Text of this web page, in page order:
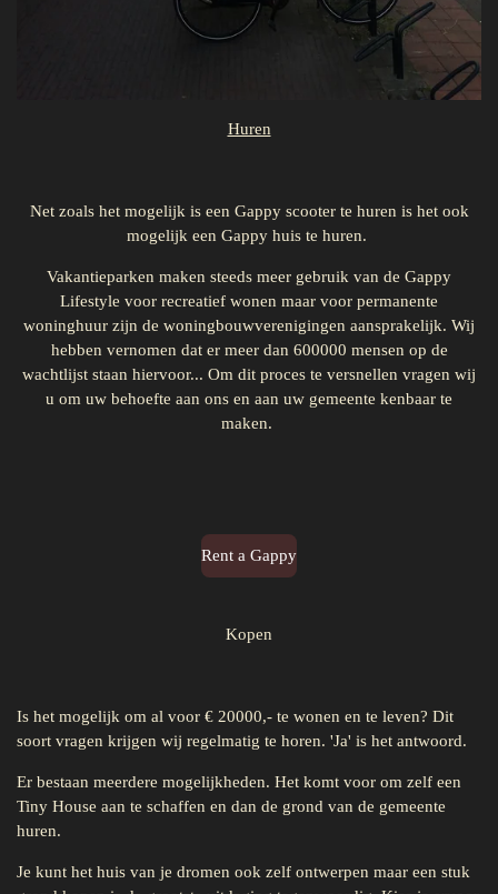
Huren
Net zoals het mogelijk is een Gappy scooter te huren is het ook
mogelijk een Gappy huis te huren.
Vakantieparken maken steeds meer gebruik van de Gappy
Lifestyle voor recreatief wonen maar voor permanente
woninghuur zijn de woningbouwverenigingen aansprakelijk. Wij
hebben vernomen dat er meer dan 600000 mensen op de
wachtlijst staan hiervoor... Om dit proces te versnellen vragen wij
u om uw behoefte aan ons en aan uw gemeente kenbaar te
maken.
Rent a Gappy
Kopen
Is het mogelijk om al voor € 20000,- te wonen en te leven? Dit
soort vragen krijgen wij regelmatig te horen. 'Ja' is het antwoord.
Er bestaan meerdere mogelijkheden. Het komt voor om zelf een
Tiny House aan te schaffen en dan de grond van de gemeente
huren.
Je kunt het huis van je dromen ook zelf ontwerpen maar een stuk